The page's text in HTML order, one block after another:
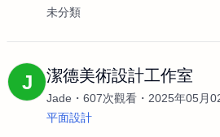
未分類
J 潔德美術設計工作室
Jade 607次觀看
2025年05月
平面設計